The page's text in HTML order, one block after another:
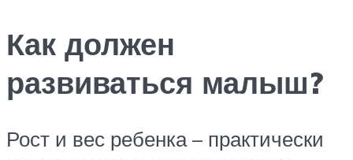
Как должен
развиваться малыш?
Рост и вес ребенка – практически